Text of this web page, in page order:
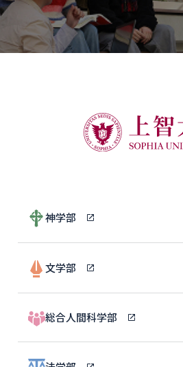
神学部
文学部
総合人間科学部